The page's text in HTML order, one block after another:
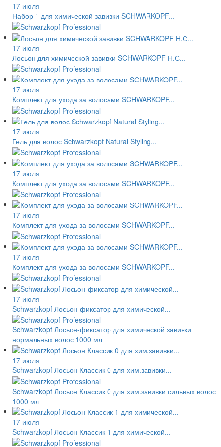
17 июля
Набор 1 для химической завивки SCHWARKOPF...
17 июля
Лосьон для химической завивки SCHWARKOPF Н.С...
17 июля
Комплект для ухода за волосами SCHWARKOPF...
17 июля
Гель для волос Schwarzkopf Natural Styling...
17 июля
Комплект для ухода за волосами SCHWARKOPF...
17 июля
Комплект для ухода за волосами SCHWARKOPF...
17 июля
Комплект для ухода за волосами SCHWARKOPF...
17 июля
Schwarzkopf Лосьон-фиксатор для химической...
Schwarzkopf Лосьон-фиксатор для химической завивки
нормальных волос 1000 мл
17 июля
Schwarzkopf Лосьон Классик 0 для хим.завивки...
Schwarzkopf Лосьон Классик 0 для хим.завивки сильных волос
1000 мл
17 июля
Schwarzkopf Лосьон Классик 1 для химической...